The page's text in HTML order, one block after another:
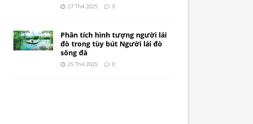
27 Th4 2025 0
Phân tích hình tượng người lái
đò trong tùy bút Người lái đò
sông đà
25 Th4 2025 0